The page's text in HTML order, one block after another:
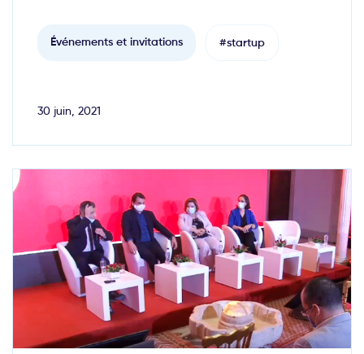
Événements et invitations #startup
30 juin, 2021